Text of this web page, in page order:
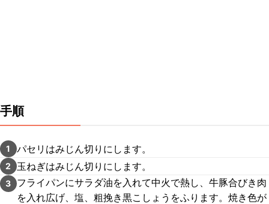
手順
1 パセリはみじん切りにします。
2 玉ねぎはみじん切りにします。
3
フライパンにサラダ油を入れて中火で熱し、牛豚合びき肉
を入れ広げ、塩、粗挽き黒こしょうをふります。焼き色が